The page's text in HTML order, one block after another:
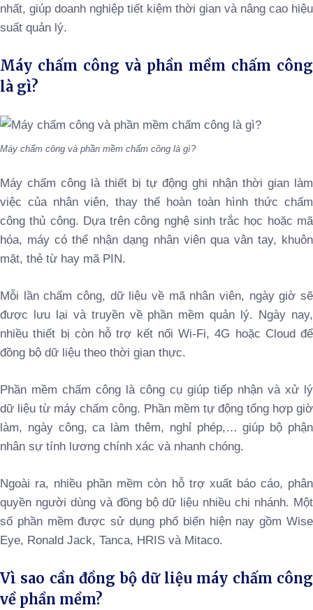
nhất, giúp doanh nghiệp tiết kiệm thời gian và nâng cao hiệu
suất quản lý.
Máy chấm công và phần mềm chấm công
là gì?
Máy chấm công và phần mềm chấm công là gì?
Máy chấm công là thiết bị tự động ghi nhận thời gian làm
việc của nhân viên, thay thế hoàn toàn hình thức chấm
công thủ công. Dựa trên công nghệ sinh trắc học hoặc mã
hóa, máy có thể nhận dạng nhân viên qua vân tay, khuôn
mặt, thẻ từ hay mã PIN.
Mỗi lần chấm công, dữ liệu về mã nhân viên, ngày giờ sẽ
được lưu lại và truyền về phần mềm quản lý. Ngày nay,
nhiều thiết bị còn hỗ trợ kết nối Wi-Fi, 4G hoặc Cloud để
đồng bộ dữ liệu theo thời gian thực.
Phần mềm chấm công là công cụ giúp tiếp nhận và xử lý
dữ liệu từ máy chấm công. Phần mềm tự động tổng hợp giờ
làm, ngày công, ca làm thêm, nghỉ phép,… giúp bộ phận
nhân sự tính lương chính xác và nhanh chóng.
Ngoài ra, nhiều phần mềm còn hỗ trợ xuất báo cáo, phân
quyền người dùng và đồng bộ dữ liệu nhiều chi nhánh. Một
số phần mềm được sử dụng phổ biến hiện nay gồm Wise
Eye, Ronald Jack, Tanca, HRIS và Mitaco.
Vì sao cần đồng bộ dữ liệu máy chấm công
về phần mềm?